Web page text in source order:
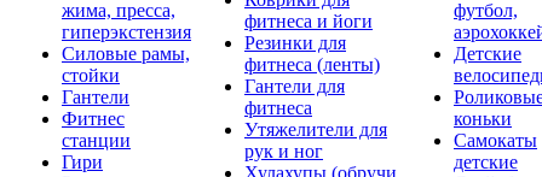
жима, пресса,
гиперэкстензия
Силовые рамы,
стойки
Гантели
Фитнес
станции
Гири
фитнеса и йоги
Резинки для
фитнеса (ленты)
Гантели для
фитнеса
Утяжелители для
рук и ног
Хулахупы (обручи
футбол,
Детские
коньки
Самокаты
детские